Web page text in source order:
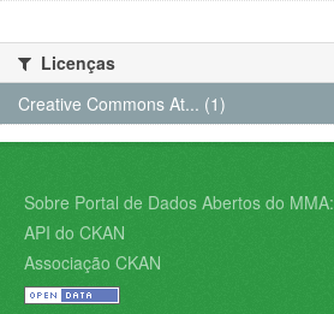
Licenças
Creative Commons At... (1)
Sobre Portal de Dados Abertos do MMA:
API do CKAN
Associação CKAN